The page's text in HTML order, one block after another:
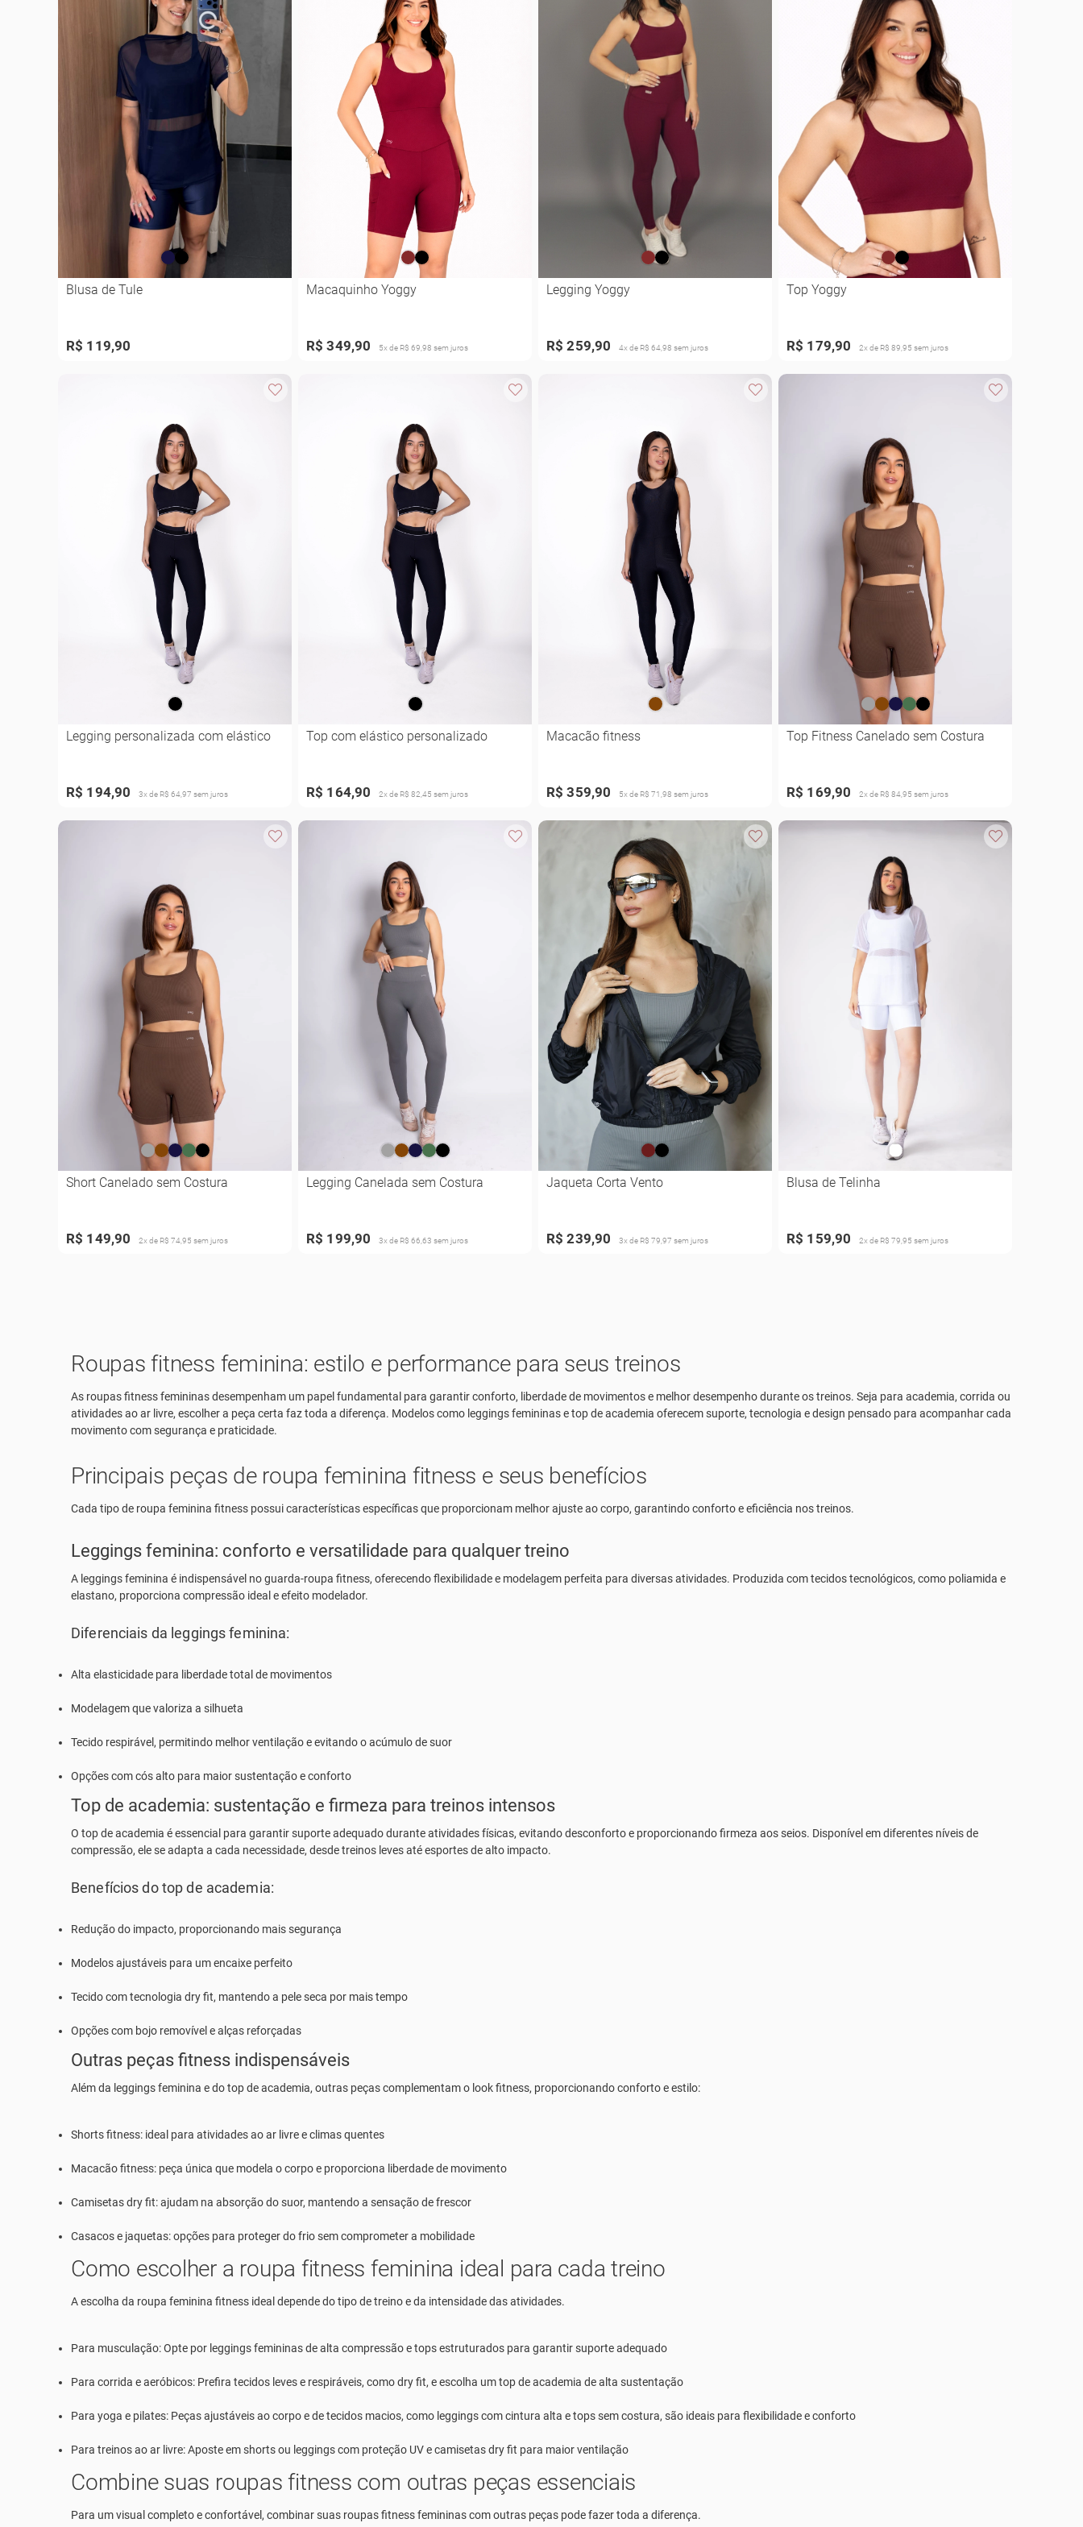
Blusa de Tule
R$ 119,90
Macaquinho Yoggy
R$ 349,90 5x de R$ 69,98 sem juros
Legging Yoggy
R$ 259,90 4x de R$ 64,98 sem juros
Top Yoggy
R$ 179,90 2x de R$ 89,95 sem juros
Legging personalizada com elástico
R$ 194,90 3x de R$ 64,97 sem juros
Top com elástico personalizado
R$ 164,90 2x de R$ 82,45 sem juros
Macacão fitness
R$ 359,90 5x de R$ 71,98 sem juros
Top Fitness Canelado sem Costura
R$ 169,90 2x de R$ 84,95 sem juros
Short Canelado sem Costura
R$ 149,90 2x de R$ 74,95 sem juros
Legging Canelada sem Costura
R$ 199,90 3x de R$ 66,63 sem juros
Jaqueta Corta Vento
R$ 239,90 3x de R$ 79,97 sem juros
Blusa de Telinha
R$ 159,90 2x de R$ 79,95 sem juros
Roupas fitness feminina: estilo e performance para seus treinos
As roupas fitness femininasdesempenham um papel fundamental para garantir conforto, liberdade de movimentos e melhor desempenho durante os treinos. Seja para academia, corrida ou
atividades ao ar livre, escolher a peça certa faz toda a diferença. Modelos como leggings femininasetop de academia oferecem suporte, tecnologia e design pensado para acompanhar cada
movimento com segurança e praticidade.
Principais peças de roupa feminina fitness e seus benefícios
Cada tipo de roupa feminina fitness possui características específicas que proporcionam melhor ajuste ao corpo, garantindo conforto e eficiência nos treinos.
Leggings feminina: conforto e versatilidade para qualquer treino
A leggings feminina é indispensável no guarda-roupa fitness, oferecendo flexibilidade e modelagem perfeita para diversas atividades. Produzida com tecidos tecnológicos, como poliamida e
elastano, proporciona compressão ideal e efeito modelador.
Diferenciais da leggings feminina:
Alta elasticidade para liberdade total de movimentos
Modelagem que valoriza a silhueta
Tecido respirável, permitindo melhor ventilação e evitando o acúmulo de suor
Opções com cós alto para maior sustentação e conforto
Top de academia: sustentação e firmeza para treinos intensos
O top de academia é essencial para garantir suporte adequado durante atividades físicas, evitando desconforto e proporcionando firmeza aos seios. Disponível em diferentes níveis de
compressão, ele se adapta a cada necessidade, desde treinos leves até esportes de alto impacto.
Benefícios do top de academia:
Redução do impacto, proporcionando mais segurança
Modelos ajustáveis para um encaixe perfeito
Tecido com tecnologia dry fit, mantendo a pele seca por mais tempo
Opções com bojo removível e alças reforçadas
Outras peças fitness indispensáveis
Além da leggings feminina e dotop de academia, outras peças complementam o look fitness, proporcionando conforto e estilo:
Shorts fitness: ideal para atividades ao ar livre e climas quentes
Macacão fitness: peça única que modela o corpo e proporciona liberdade de movimento
Camisetas dry fit:ajudam na absorção do suor, mantendo a sensação de frescor
Casacos e jaquetas:opções para proteger do frio sem comprometer a mobilidade
Como escolher a roupa fitness feminina ideal para cada treino
A escolha da roupa feminina fitness ideal depende do tipo de treino e da intensidade das atividades.
Para musculação:Opte por leggings femininasde alta compressão e tops estruturados para garantir suporte adequado
Para corrida e aeróbicos: Prefira tecidos leves e respiráveis, como dry fit, e escolha umtop de academia de alta sustentação
Para yoga e pilates: Peças ajustáveis ao corpo e de tecidos macios, como leggings com cintura alta e tops sem costura, são ideais para flexibilidade e conforto
Para treinos ao ar livre:Aposte em shorts ou leggings com proteção UV e camisetas dry fit para maior ventilação
Combine suas roupas fitness com outras peças essenciais
Para um visual completo e confortável, combinar suas roupas fitness femininascom outras peças pode fazer toda a diferença.